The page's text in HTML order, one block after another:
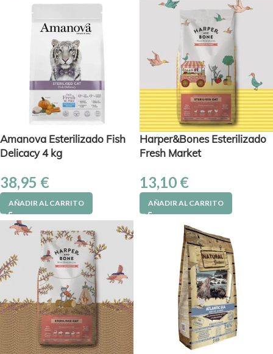
Amanova Esterilizado Fish
Delicacy 4 kg
38,95 €
AÑADIR AL CARRITO
Harper&Bones Esterilizado
Fresh Market
13,10 €
AÑADIR AL CARRITO